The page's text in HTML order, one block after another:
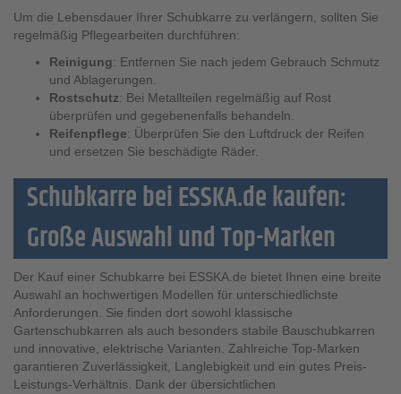
Um die Lebensdauer Ihrer Schubkarre zu verlängern, sollten Sie
regelmäßig Pflegearbeiten durchführen:
Reinigung: Entfernen Sie nach jedem Gebrauch Schmutz
und Ablagerungen.
Rostschutz: Bei Metallteilen regelmäßig auf Rost
überprüfen und gegebenenfalls behandeln.
Reifenpflege: Überprüfen Sie den Luftdruck der Reifen
und ersetzen Sie beschädigte Räder.
Schubkarre bei ESSKA.de kaufen:
Große Auswahl und Top-Marken
Der Kauf einer Schubkarre bei ESSKA.de bietet Ihnen eine breite
Auswahl an hochwertigen Modellen für unterschiedlichste
Anforderungen. Sie finden dort sowohl klassische
Gartenschubkarren als auch besonders stabile Bauschubkarren
und innovative, elektrische Varianten. Zahlreiche Top-Marken
garantieren Zuverlässigkeit, Langlebigkeit und ein gutes Preis-
Leistungs-Verhältnis. Dank der übersichtlichen